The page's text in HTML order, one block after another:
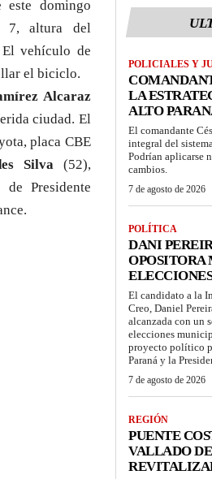
domingo
7, altura del
vehículo de
el biciclo.
Alcaraz
ciudad. El
placa CBE
Silva (52),
Presidente
POLICIALES Y
LA
ALTO
El comandante
integral del
Podrían aplicarse
cambios.
7 de agosto de 2026
POLÍTICA
DANI
OPOSITORA
El candidato a la
Creo, Daniel
alcanzada con un
elecciones
proyecto político
Paraná y la
7 de agosto de 2026
REGIÓN
PUENTE
VALLADO